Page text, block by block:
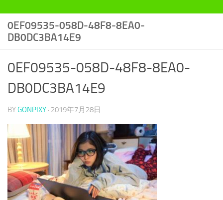
0EF09535-058D-48F8-8EA0-
DB0DC3BA14E9
0EF09535-058D-48F8-8EA0-
DB0DC3BA14E9
BYGONPIXY · 2019年7月28日